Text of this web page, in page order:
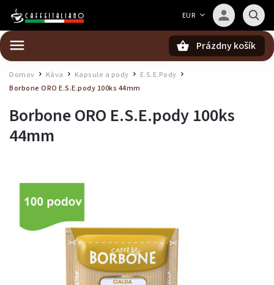
EUR
Prázdny košík
Domov Káva Kapsule a pody E.S.E.Pody
Borbone ORO E.S.E.pody 100ks 44mm
Borbone ORO E.S.E.pody 100ks
44mm
Barista — poradca Caffeitaliano